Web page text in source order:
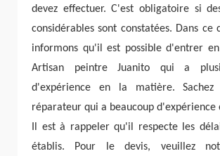
devez effectuer. C'est obligatoire si
considérables sont constatées. Dans ce
informons qu'il est possible d'entrer
Artisan peintre Juanito qui a
d'expérience en la matière.
réparateur qui a beaucoup d'expérience
Il est à rappeler qu'il respecte les
établis. Pour le devis, veuillez